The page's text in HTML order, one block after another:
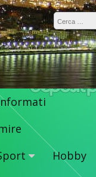
Ricerca per:
Hobby